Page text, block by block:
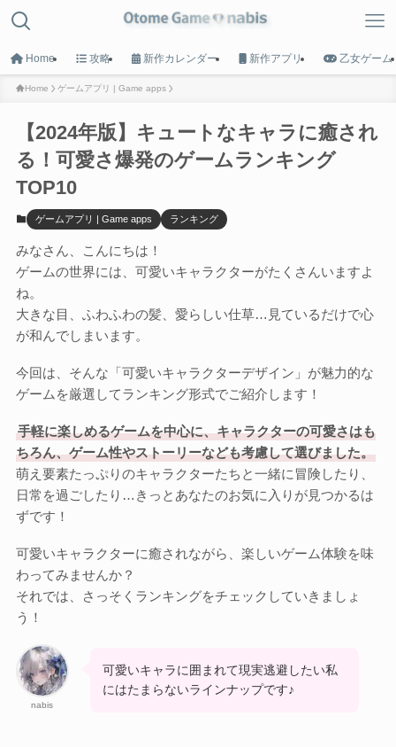
MENU
トップへ戻る
攻略タイトル一覧
Otome Game
乙女ゲーム
検索
Home 攻略 新作カレンダー 新作アプリ 乙女ゲーム
Home ゲームアプリ | Game apps
【2024年版】キュートなキャラに癒され
る！可愛さ爆発のゲームランキング
TOP10
ゲームアプリ | Game apps ランキング
みなさん、こんにちは！
ゲームの世界には、可愛いキャラクターがたくさんいますよ
ね。
大きな目、ふわふわの髪、愛らしい仕草…見ているだけで心
が和んでしまいます。
今回は、そんな「可愛いキャラクターデザイン」が魅力的な
ゲームを厳選してランキング形式でご紹介します！
手軽に楽しめるゲームを中心に、キャラクターの可愛さはも
ちろん、ゲーム性やストーリーなども考慮して選びました。
萌え要素たっぷりのキャラクターたちと一緒に冒険したり、
日常を過ごしたり…きっとあなたのお気に入りが見つかるは
ずです！
可愛いキャラクターに癒されながら、楽しいゲーム体験を味
わってみませんか？
それでは、さっそくランキングをチェックしていきましょ
う！
nabis
可愛いキャラに囲まれて現実逃避したい私
にはたまらないラインナップです♪